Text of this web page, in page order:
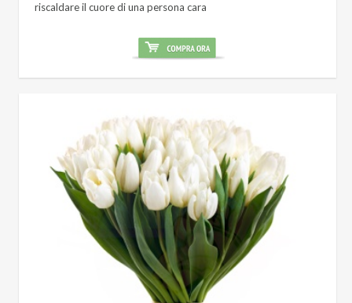
riscaldare il cuore di una persona cara